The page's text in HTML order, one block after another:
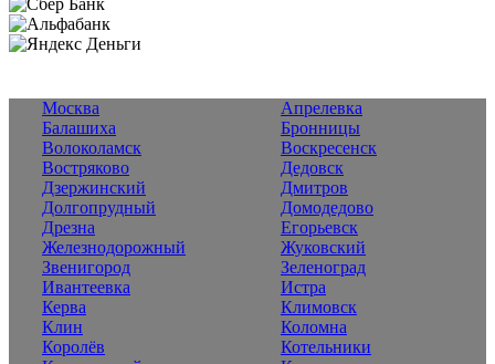
Москва
Апрелевка
Балашиха
Бронницы
Волоколамск
Воскресенск
Востряково
Дедовск
Дзержинский
Дмитров
Долгопрудный
Домодедово
Дрезна
Егорьевск
Железнодорожный
Жуковский
Звенигород
Зеленоград
Ивантеевка
Истра
Керва
Климовск
Клин
Коломна
Королёв
Котельники